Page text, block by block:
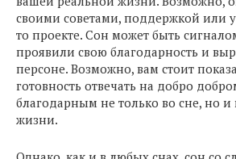
своими советами, поддержкой или
то проекте. Сон может быть
проявили свою благодарность и
персоне. Возможно, вам стоит
готовность отвечать на добро
благодарным не только во сне, но и
жизни.